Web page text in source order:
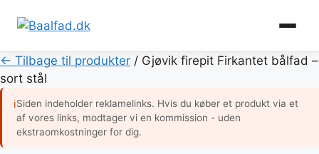
Hop
til
indhold
← Tilbage til produkter / Gjøvik firepit Firkantet bålfad –
sort stål
ℹSiden indeholder reklamelinks. Hvis du køber et produkt via et
af vores links, modtager vi en kommission - uden
ekstraomkostninger for dig.